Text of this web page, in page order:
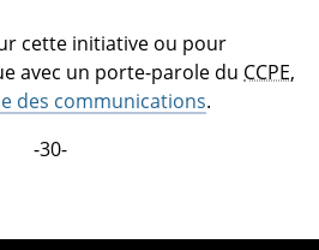
cette initiative ou pour
avec un porte-parole du CCPE,
des communications.
-30-